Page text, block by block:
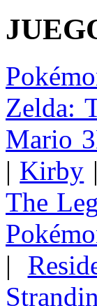
Zelda:
Mario
| Kirby |
The
|